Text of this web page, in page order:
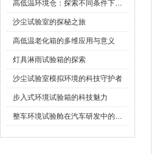
高低温环境仓：探索不同条件下的科学奥秘
沙尘试验室的探秘之旅
高低温老化箱的多维应用与意义
灯具淋雨试验箱的探索
沙尘试验室模拟环境的科技守护者
步入式环境试验箱的科技魅力
整车环境试验舱在汽车研发中的作用